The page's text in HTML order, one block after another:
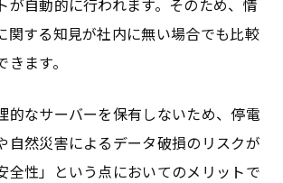
が自動的に行われます。そのため、情
関する知見が社内に無い場合でも比較
ます。
的なサーバーを保有しないため、停電
自然災害によるデータ破損のリスクが
全性」という点においてのメリットで